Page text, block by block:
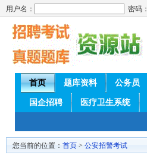
用户名： 密码：
首页 题库资料 公务员
国企招聘 医疗卫生系统
您当前的位置： 首页 > 公安招警考试